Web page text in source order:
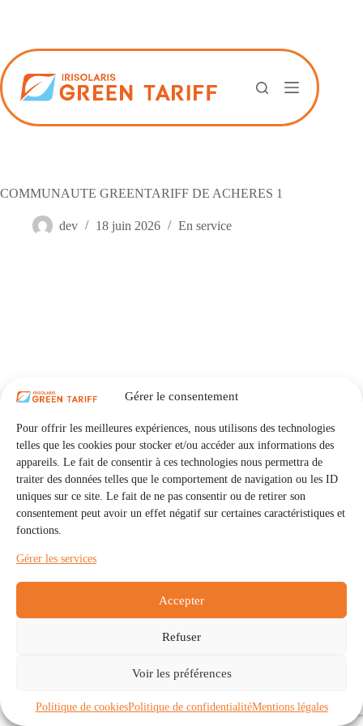
Gérer le consentement
Pour offrir les meilleures expériences, nous utilisons des technologies
telles que les cookies pour stocker et/ou accéder aux informations des
appareils. Le fait de consentir à ces technologies nous permettra de
traiter des données telles que le comportement de navigation ou les ID
uniques sur ce site. Le fait de ne pas consentir ou de retirer son
consentement peut avoir un effet négatif sur certaines caractéristiques et
fonctions.
Gérer les services
Accepter
Refuser
Voir les préférences
Politique de cookiesPolitique de confidentialitéMentions légales
COMMUNAUTE GREENTARIFF DE ACHERES 1
dev 18 juin 2026 En service
Communautés
À propos
Politique de cookies (UE)